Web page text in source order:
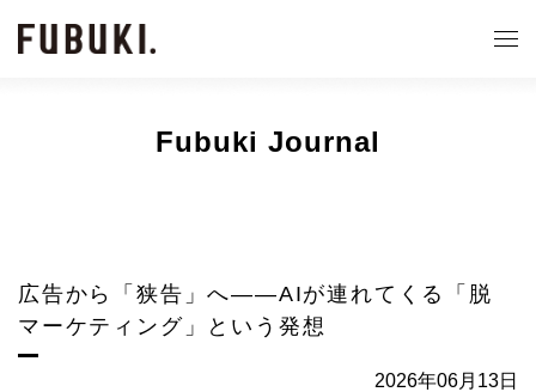
Fubuki Journal
広告から「狭告」へ——AIが連れてくる「脱
マーケティング」という発想
2026年06月13日